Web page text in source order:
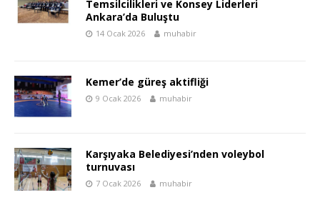
Temsilcilikleri ve Konsey Liderleri
Ankara’da Buluştu
14 Ocak 2026 muhabir
Kemer’de güreş aktifliği
9 Ocak 2026 muhabir
Karşıyaka Belediyesi’nden voleybol
turnuvası
7 Ocak 2026 muhabir